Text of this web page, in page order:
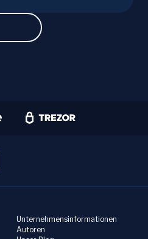
Unternehmensinformationen
Autoren